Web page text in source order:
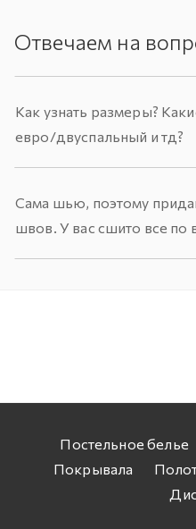
Отвечаем на
Как узнать размеры?
евро/двуспальный и тд?
Сама шью, поэтому
швов. У вас сшито все по
Постельное белье
Покрывала